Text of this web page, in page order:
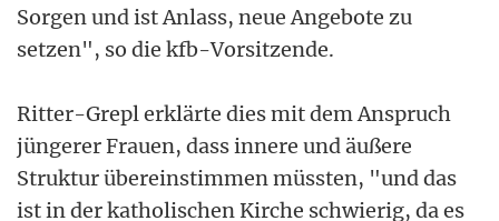
Sorgen und ist Anlass, neue Angebote zu
setzen", so die kfb-Vorsitzende.
Ritter-Grepl erklärte dies mit dem Anspruch
jüngerer Frauen, dass innere und äußere
Struktur übereinstimmen müssten, "und das
ist in der katholischen Kirche schwierig, da es